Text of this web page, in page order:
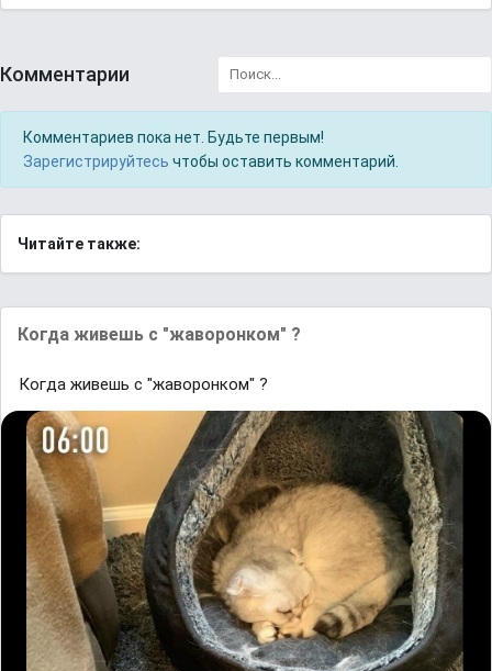
Комментарии
Комментариев пока нет. Будьте первым!
Зарегистрируйтесь чтобы оставить комментарий.
Читайте также:
Когда живешь с "жаворонком" ?
Когда живешь с "жаворонком" ?